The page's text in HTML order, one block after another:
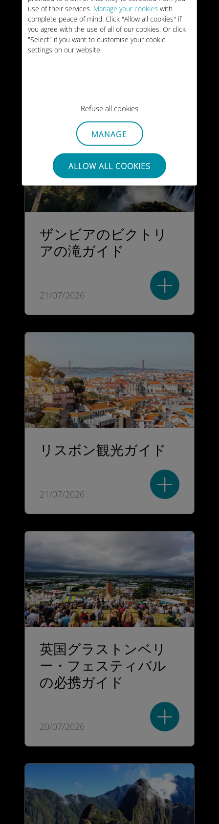
use of their services. Manage your cookies with
complete peace of mind. Click "Allow all cookies" if
you agree with the use of all of our cookies. Or click
"Select" if you want to customise your cookie
settings on our website.
Refuse all cookies
MANAGE
ALLOW ALL COOKIES
南アフリカを訪れる
のに最適な時期
ザンビアのビクトリ
アの滝ガイド
21/07/2026
リスボン観光ガイド
21/07/2026
英国グラストンベリ
ー・フェスティバル
の必携ガイド
20/07/2026